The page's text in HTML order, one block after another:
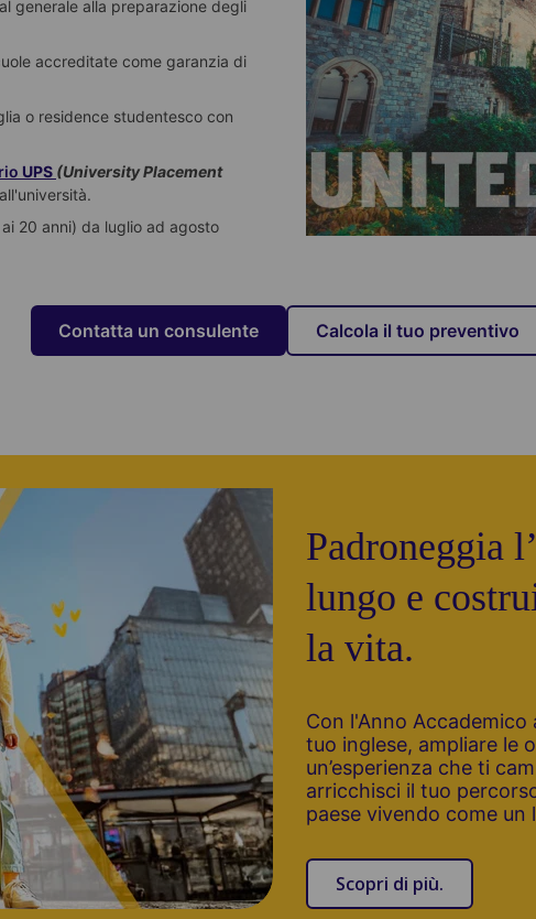
generale alla preparazione degli
accreditate come garanzia di
o residence studentesco con
UPS (University Placement
20 anni) da luglio ad agosto
Contatta un consulente Calcola il tuo preventivo
Padroneggia
lungo e
la vita.
Con l'Anno Accademico
tuo inglese, ampliare le
un’esperienza che ti
arricchisci il tuo
paese vivendo come un
Scopri di più.